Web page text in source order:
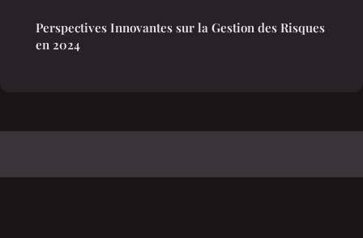
Perspectives Innovantes sur la Gestion des Risques
en 2024
Totatech